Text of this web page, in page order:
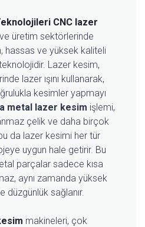
CNC lazer
üretim sektörlerinde
hassas ve yüksek kaliteli
Lazer kesim,
lazer ışını kullanarak,
kesimler yapmayı
metal lazer kesim işlemi,
çelik ve daha birçok
da lazer kesimi her tür
uygun hale getirir. Bu
parçalar sadece kısa
aynı zamanda yüksek
düzgünlük sağlanır.
makineleri, çok